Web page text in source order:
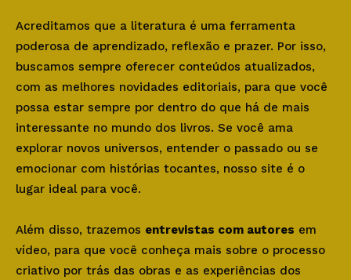
Acreditamos que a literatura é uma ferramenta
poderosa de aprendizado, reflexão e prazer. Por isso,
buscamos sempre oferecer conteúdos atualizados,
com as melhores novidades editoriais, para que você
possa estar sempre por dentro do que há de mais
interessante no mundo dos livros. Se você ama
explorar novos universos, entender o passado ou se
emocionar com histórias tocantes, nosso site é o
lugar ideal para você.
Além disso, trazemos entrevistas com autores em
vídeo, para que você conheça mais sobre o processo
criativo por trás das obras e as experiências dos